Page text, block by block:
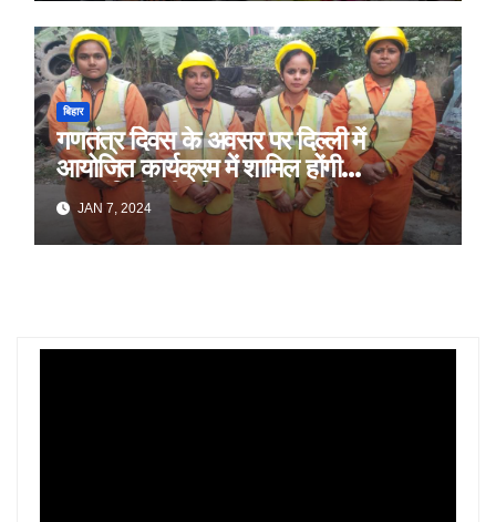
बिहार
गणतंत्र दिवस के अवसर पर दिल्ली में
आयोजित कार्यक्रम में शामिल होंगी
स्वच्छांगिणी की महिलाएं
JAN 7, 2024